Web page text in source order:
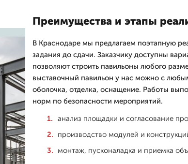
Преимущества и этапы
В Краснодаре мы предлагаем поэтапную
задания до сдачи. Заказчику доступны
позволяют строить павильоны любого
выставочный павильон у нас можно с
оболочка, отделка, оснащение. Работы
норм по безопасности мероприятий.
анализ площадки и согласование
производство модулей и
монтаж, пусконаладка и приемка